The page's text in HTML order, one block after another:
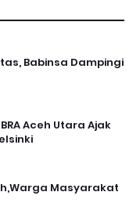
Babinsa Dampingi
Aceh Utara Ajak
Masyarakat